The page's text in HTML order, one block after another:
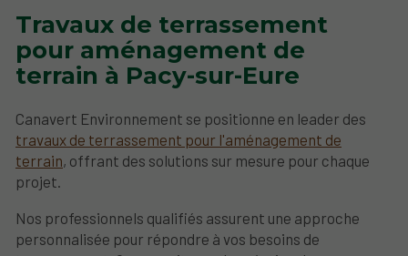
Travaux de terrassement
pour aménagement de
terrain à Pacy-sur-Eure
Canavert Environnement se positionne en leader des
travaux de terrassement pour l'aménagement de
terrain, offrant des solutions sur mesure pour chaque
projet.
Nos professionnels qualifiés assurent une approche
personnalisée pour répondre à vos besoins de